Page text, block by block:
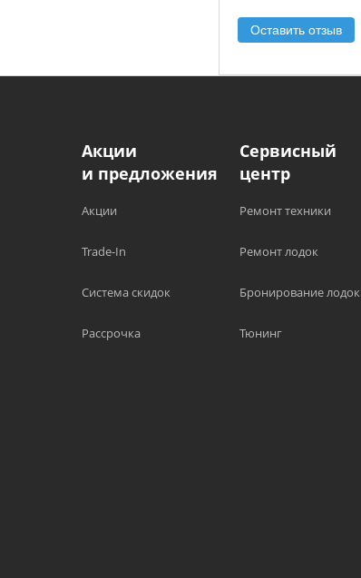
Оставить отзыв
Акции
и предложения
Акции
Trade-In
Система скидок
Рассрочка
Сервисный
центр
Ремонт техники
Ремонт лодок
Бронирование лодок
Тюнинг